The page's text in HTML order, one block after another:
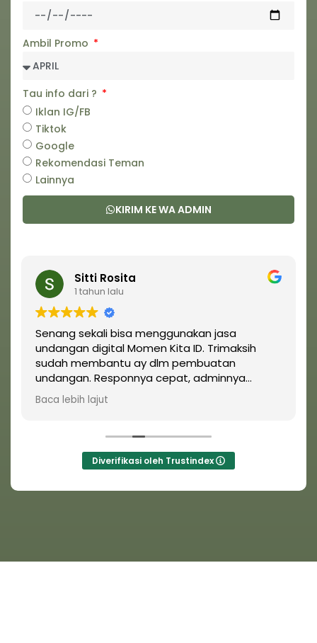
Ambil Promo
Tau info dari ?
Iklan IG/FB
Tiktok
Google
Rekomendasi Teman
Lainnya
KIRIM KE WA ADMIN
Sitti Rosita
1 tahun lalu
Senang sekali bisa menggunakan jasa
undangan digital Momen Kita ID. Trimaksih
sudah membantu ay dlm pembuatan
undangan. Responnya cepat, adminnya
ramah sekali dan Alhamdulillah dpt free revisi
walaupun undangan sdh di fixkan. Hehe
Baca lebih lajut
Diverifikasi oleh Trustindex